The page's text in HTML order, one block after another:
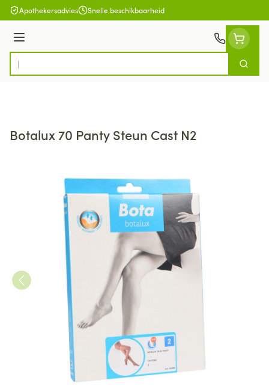
Ga naar de inhoud
Apothekersadvies Snelle beschikbaarheid
Menu
Product, merk, categorie...
Zoek
Botalux 70 Panty Steun Cast N2